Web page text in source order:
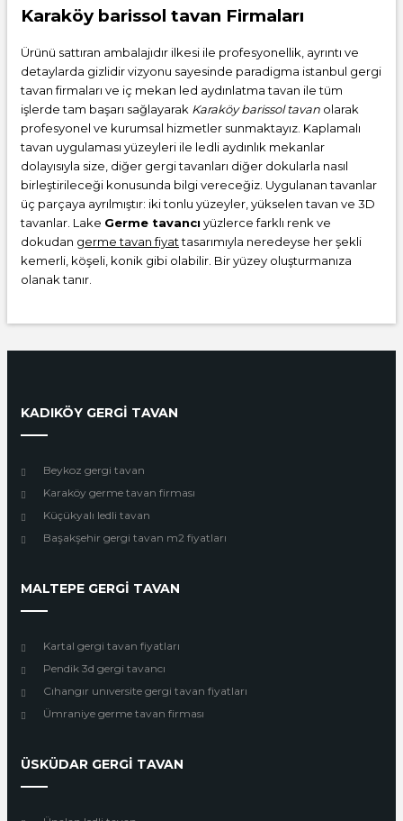
Karaköy barissol tavan Firmaları
Ürünü sattıran ambalajıdır ilkesi ile profesyonellik, ayrıntı ve
detaylarda gizlidir vizyonu sayesinde paradigma istanbul gergi
tavan firmaları ve iç mekan led aydınlatma tavan ile tüm
işlerde tam başarı sağlayarak Karaköy barissol tavan olarak
profesyonel ve kurumsal hizmetler sunmaktayız. Kaplamalı
tavan uygulaması yüzeyleri ile ledli aydınlık mekanlar
dolayısıyla size, diğer gergi tavanları diğer dokularla nasıl
birleştirileceği konusunda bilgi vereceğiz. Uygulanan tavanlar
üç parçaya ayrılmıştır: iki tonlu yüzeyler, yükselen tavan ve 3D
tavanlar. Lake Germe tavancı yüzlerce farklı renk ve
dokudan germe tavan fiyattasarımıyla neredeyse her şekli
kemerli, köşeli, konik gibi olabilir. Bir yüzey oluşturmanıza
olanak tanır.
KADIKÖY GERGİ TAVAN
Beykoz gergi tavan
Karaköy germe tavan firması
Küçükyalı ledli tavan
Başakşehir gergi tavan m2 fiyatları
MALTEPE GERGİ TAVAN
Kartal gergi tavan fiyatları
Pendik 3d gergi tavancı
Cıhangır unıversite gergi tavan fiyatları
Ümraniye germe tavan firması
ÜSKÜDAR GERGİ TAVAN